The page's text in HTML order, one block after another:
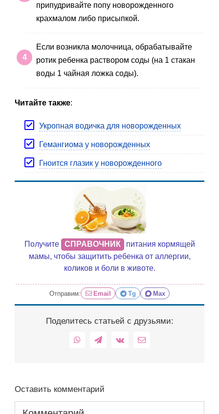
припудривайте попу новорожденного
крахмалом либо присыпкой.
Если возникла молочница, обрабатывайте
ротик ребенка раствором соды (на 1 стакан
воды 1 чайная ложка соды).
Читайте также:
Укропная водичка для новорожденных
Гемангиома у новорожденных
Гноится глазик у новорожденного
Получите СПРАВОЧНИК
питания кормящей
мамы, чтобы защитить ребенка от аллергии,
коликов и боли в животе.
Отправим: Email Tg Max
Поделитесь статьей с друзьями:
WhatsAppTelegram
Vk Email
Оставить комментарий